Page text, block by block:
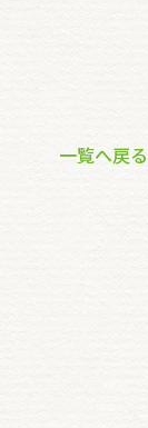
一覧へ戻る